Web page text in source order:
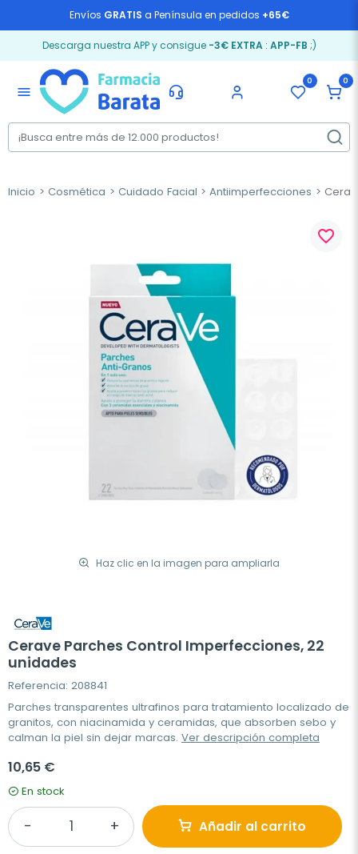
Envíos GRATIS a Península en pedidos +65€
Descarga nuestra APP y consigue -3€ EXTRA: APP-FB ;)
menu
0 0
Inicio Cosmética Cuidado Facial Antiimperfecciones
Haz clic en la imagen para ampliarla
favorite_border
Cerave Parches Control Imperfecciones, 22
unidades
Referencia: 208841
Parches transparentes ultrafinos para tratamiento localizado de
granitos, con niacinamida y ceramidas, que absorben sebo y
calman la piel sin dejar marcas. Ver descripción completa
10,65 €
En stock
Añadir al carrito